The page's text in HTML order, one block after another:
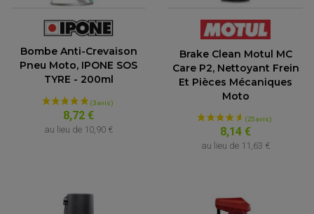
ACCESSOIRES QUAD
ACCESSOIRES ANODISES POUR QUAD
PROTÈGE-MAINS
PONTETS / REHAUSSES DE GUIDON
Bombe Anti-Crevaison
Pneu Moto, IPONE SOS
TYRE - 200ml
8,72 €
au lieu de 10,90 €
Brake Clean Motul MC
Care P2, Nettoyant Frein
Et Pièces Mécaniques
Moto
8,14 €
au lieu de 11,63 €